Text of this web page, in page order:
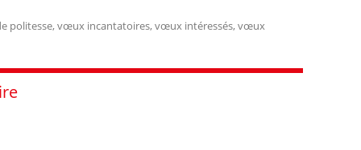
politesse, vœux incantatoires, vœux intéressés, vœux